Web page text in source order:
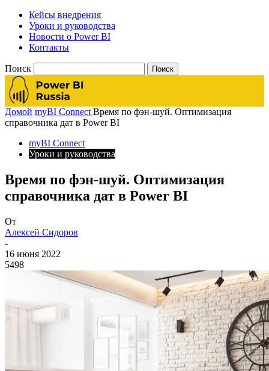
Кейсы внедрения
Уроки и руководства
Новости о Power BI
Контакты
Поиск
Домой myBI Connect Время по фэн-шуй. Оптимизация
справочника дат в Power BI
myBI Connect
Уроки и руководства
Время по фэн-шуй. Оптимизация
справочника дат в Power BI
От
Алексей Сидоров
-
16 июня 2022
5498